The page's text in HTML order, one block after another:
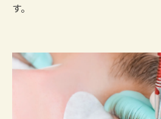
す。